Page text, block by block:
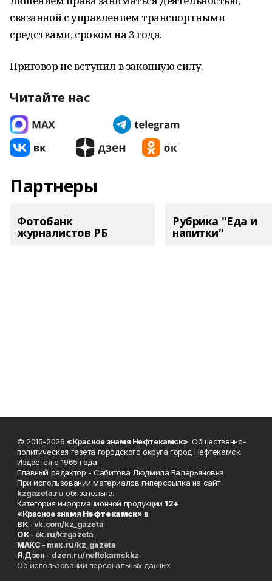
связанной с управлением транспортными
средствами, сроком на 3 года.
Приговор не вступил в законную силу.
Читайте нас
Партнеры
Фотобанк
журналистов РБ
Рубрика "Еда и
напитки"
© 2015-2026 «Красное знамя Нефтекамск». Общественно-
политическая газета городского округа город Нефтекамск.
Издаётся с 1965 года.
Главный редактор - Сабитова Людмила Валерьяновна.
При использовании материалов гиперссылка на сайт
kzgazeta.ru обязательна.
Категория информационной продукции 12+
«Красное знамя Нефтекамск» в
ВК -vk.com/kz_gazeta
ОК - ok.ru/kzgazeta
MAKC - max.ru/kz_gazeta
Я.Дзен - dzen.ru/neftekamskkz
Об использовании персональных данных